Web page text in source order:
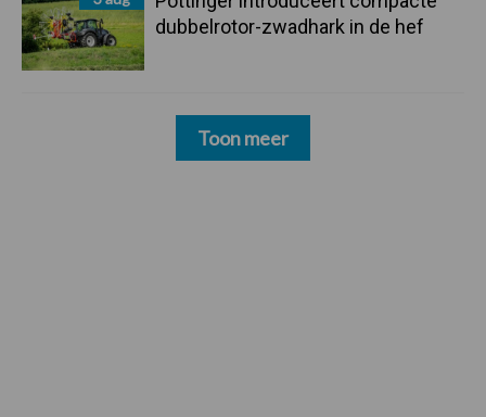
dubbelrotor-zwadhark in de hef
Toon meer